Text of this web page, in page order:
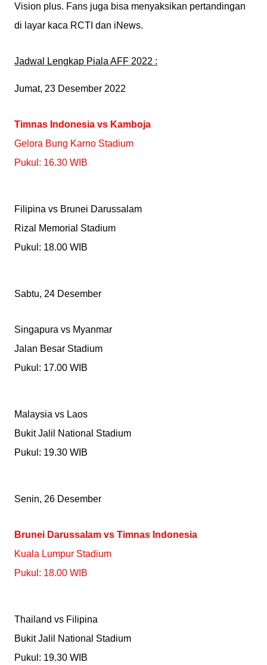
Vision plus. Fans juga bisa menyaksikan pertandingan
di layar kaca RCTI dan iNews.
Jadwal Lengkap Piala AFF 2022 :
Jumat, 23 Desember 2022
Timnas Indonesia vs Kamboja
Gelora Bung Karno Stadium
Pukul: 16.30 WIB
Filipina vs Brunei Darussalam
Rizal Memorial Stadium
Pukul: 18.00 WIB
Sabtu, 24 Desember
Singapura vs Myanmar
Jalan Besar Stadium
Pukul: 17.00 WIB
Malaysia vs Laos
Bukit Jalil National Stadium
Pukul: 19.30 WIB
Senin, 26 Desember
Brunei Darussalam vs Timnas Indonesia
Kuala Lumpur Stadium
Pukul: 18.00 WIB
Thailand vs Filipina
Bukit Jalil National Stadium
Pukul: 19.30 WIB